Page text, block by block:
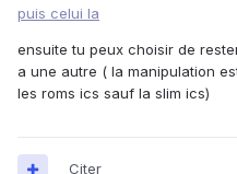
puis celui la
ensuite tu peux choisir de
a une autre ( la manipulation
les roms ics sauf la slim ics)
Citer